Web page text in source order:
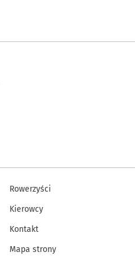
Rowerzyści
Kierowcy
Kontakt
Mapa strony